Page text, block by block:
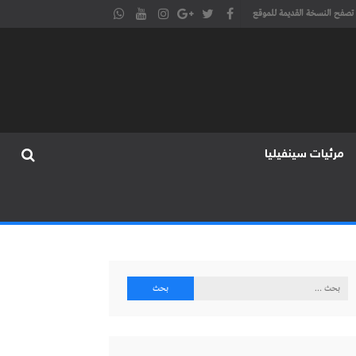
تصفح النسخة القديمة للموقع
مرئيات سينفيليا
البحث